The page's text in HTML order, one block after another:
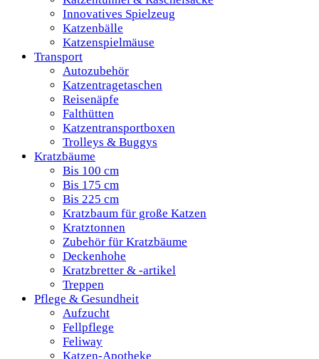
Innovatives Spielzeug
Katzenbälle
Katzenspielmäuse
Transport
Autozubehör
Katzentragetaschen
Reisenäpfe
Falthütten
Katzentransportboxen
Trolleys & Buggys
Kratzbäume
Bis 100 cm
Bis 175 cm
Bis 225 cm
Kratzbaum für große Katzen
Kratztonnen
Zubehör für Kratzbäume
Deckenhohe
Kratzbretter & -artikel
Treppen
Pflege & Gesundheit
Aufzucht
Fellpflege
Feliway
Katzen-Apotheke